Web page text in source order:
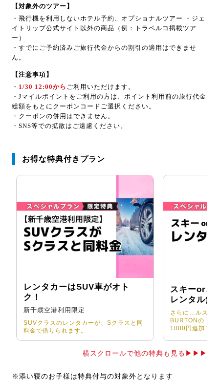
【対象外のツアー】
・飛行機を利用しないホテル予約、オプショナルツアー ・ジェ
イトリップ公式サイト以外の商品（例：トラベルコ掲載ツア
ー）
・すでにご予約済みご旅行代金からの割引の適用はできませ
ん。
【注意事項】
・ 1/30 12:00から ご利用いただけます。
・Jマイルポイントをご利用の方は、ポイント利用前の旅行代金
総額をもとにクーポンコードご選択ください。
・クーポンの併用はできません。
・SNS等での拡散はご遠慮ください。
お得な特典付きプラン
レンタカーはSUV車がオト
ク！
新千歳空港利用限定
SUVクラスのレンタカーが、Sクラスと同
料金で借りられます。
スキーorス
レンタル無
さらに…ルスツ
BURTONの「
1000円追加でグ
横スクロールで他の特典も見る▶▶▶
※添い寝のお子様は特典付与の対象外となります